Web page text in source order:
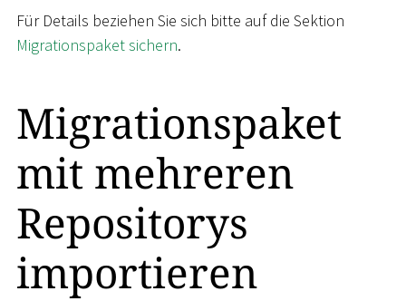
Für Details beziehen Sie sich bitte auf die Sektion
Migrationspaket sichern.
Migrationspaket
mit mehreren
Repositorys
importieren